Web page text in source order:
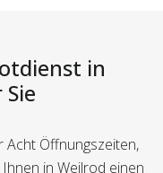
in
Acht Öffnungszeiten,
in Weilrod einen